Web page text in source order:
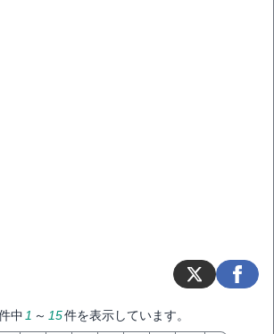
中 1 ～ 15件を表示しています。